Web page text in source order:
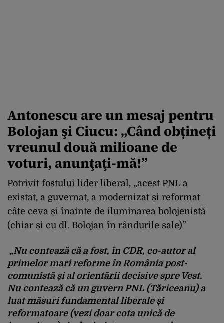
Antonescu are un mesaj pentru
Bolojan şi Ciucu: „Când obțineți
vreunul două milioane de
voturi, anunţaţi-mă!”
Potrivit fostului lider liberal, „acest PNL a
existat, a guvernat, a modernizat și reformat
câte ceva și înainte de iluminarea bolojenistă
(chiar și cu dl. Bolojan în rândurile sale)”
„Nu contează că a fost, în CDR, co-autor al
primelor mari reforme în România post-
comunistă și al orientării decisive spre Vest.
Nu contează că un guvern PNL (Tăriceanu) a
luat măsuri fundamental liberale și
reformatoare (vezi doar cota unică de